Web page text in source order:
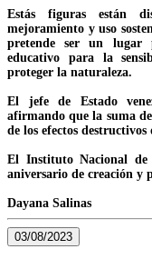
Estás figuras están
mejoramiento y uso
pretende ser un lugar
educativo para la
proteger la naturaleza.
El jefe de Estado
afirmando que la suma
de los efectos
El Instituto Nacional de
aniversario de creación y
Dayana Salinas
03/08/2023